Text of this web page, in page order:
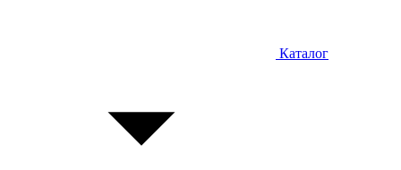
Каталог